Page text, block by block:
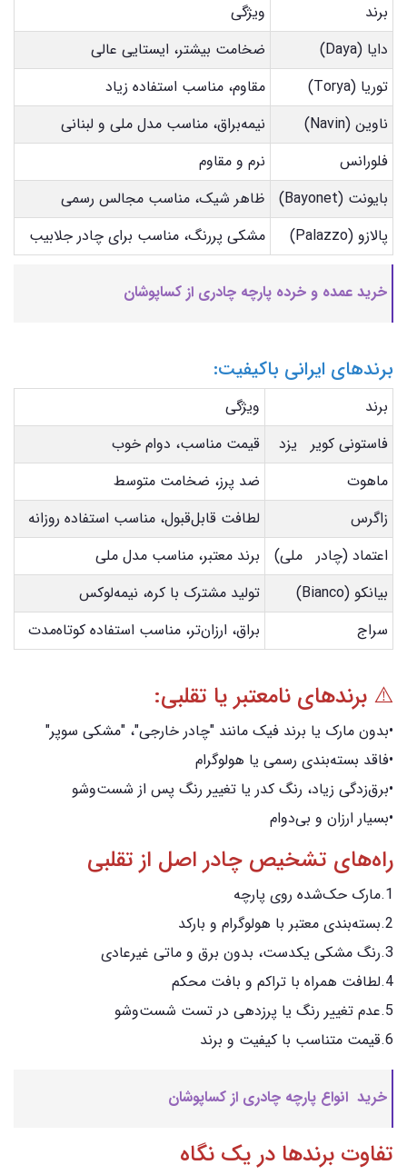
برند
ویژگی
دایا (Daya)
ضخامت بیشتر، ایستایی عالی
توریا (Torya)
مقاوم، مناسب استفاده زیاد
ناوین (Navin)
نیمه‌براق، مناسب مدل ملی و لبنانی
فلورانس
نرم و مقاوم
بایونت (Bayonet)
ظاهر شیک، مناسب مجالس رسمی
پالازو (Palazzo)
مشکی پررنگ، مناسب برای چادر جلابیب
خرید عمده و خرده پارچه چادری از کساپوشان
برندهای ایرانی باکیفیت:
برند
ویژگی
فاستونی کویر یزد
قیمت مناسب، دوام خوب
ماهوت
ضد پرز، ضخامت متوسط
زاگرس
لطافت قابل‌قبول، مناسب استفاده روزانه
اعتماد (چادر ملی)
برند معتبر، مناسب مدل ملی
بیانکو (Bianco)
تولید مشترک با کره، نیمه‌لوکس
سراج
براق، ارزان‌تر، مناسب استفاده کوتاه‌مدت
⚠️ برندهای نامعتبر یا تقلبی:
•بدون مارک یا برند فیک مانند "چادر خارجی"، "مشکی سوپر"
•فاقد بسته‌بندی رسمی یا هولوگرام
•برق‌زدگی زیاد، رنگ کدر یا تغییر رنگ پس از شست‌وشو
•بسیار ارزان و بی‌دوام
راه‌های تشخیص چادر اصل از تقلبی
1.مارک حک‌شده روی پارچه
2.بسته‌بندی معتبر با هولوگرام و بارکد
3.رنگ مشکی یکدست، بدون برق و ماتی غیرعادی
4.لطافت همراه با تراکم و بافت محکم
5.عدم تغییر رنگ یا پرزدهی در تست شست‌وشو
6.قیمت متناسب با کیفیت و برند
خرید انواع پارچه چادری از کساپوشان
تفاوت برندها در یک نگاه